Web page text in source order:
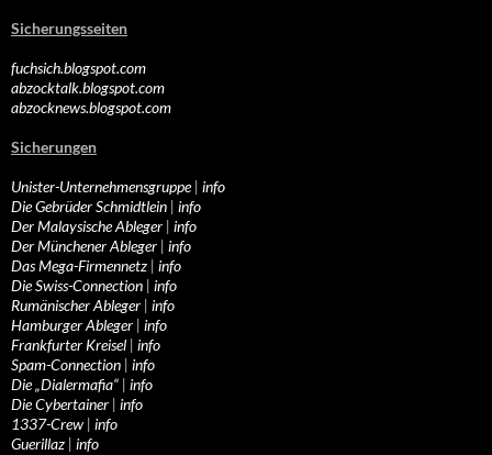
Sicherungsseiten
fuchsich.blogspot.com
abzocktalk.blogspot.com
abzocknews.blogspot.com
Sicherungen
Unister-Unternehmensgruppe| info
Die Gebrüder Schmidtlein | info
Der Malaysische Ableger | info
Der Münchener Ableger | info
Das Mega-Firmennetz | info
Die Swiss-Connection | info
Rumänischer Ableger | info
Hamburger Ableger | info
Frankfurter Kreisel | info
Spam-Connection | info
Die „Dialermafia“ | info
Die Cybertainer | info
1337-Crew | info
Guerillaz | info